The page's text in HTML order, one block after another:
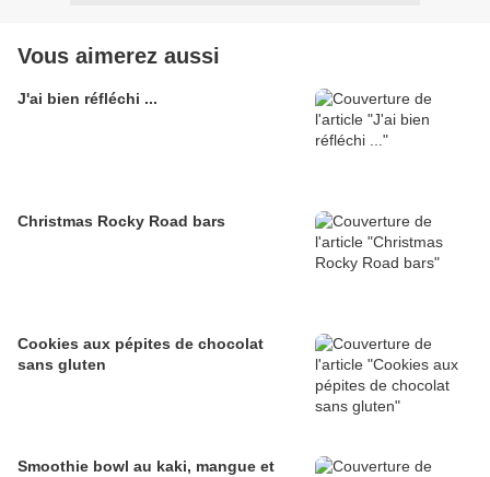
Vous aimerez aussi
J'ai bien réfléchi ...
Christmas Rocky Road bars
Cookies aux pépites de chocolat
sans gluten
Smoothie bowl au kaki, mangue et